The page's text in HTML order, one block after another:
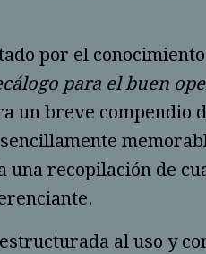
por el
para el buen
un breve compendio
una recopilación de
al uso y